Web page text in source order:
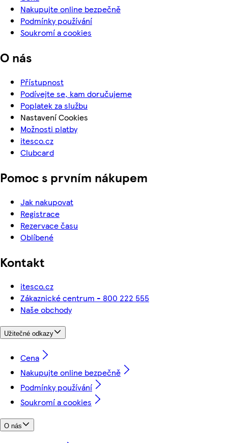
Nakupujte online bezpečně
Podmínky používání
Soukromí a cookies
O nás
Přístupnost
Podívejte se, kam doručujeme
Poplatek za službu
Nastavení Cookies
Možnosti platby
itesco.cz
Clubcard
Pomoc s prvním nákupem
Jak nakupovat
Registrace
Rezervace času
Oblíbené
Kontakt
itesco.cz
Zákaznické centrum - 800 222 555
Naše obchody
Užitečné odkazy
Cena
Nakupujte online bezpečně
Podmínky používání
Soukromí a cookies
O nás